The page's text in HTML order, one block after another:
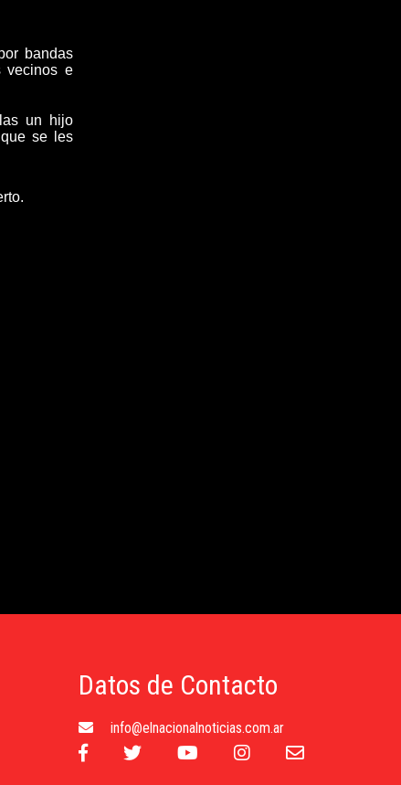
bandas
vecinos e
un hijo
se les
.
Datos de Contacto
info@elnacionalnoticias.com.ar